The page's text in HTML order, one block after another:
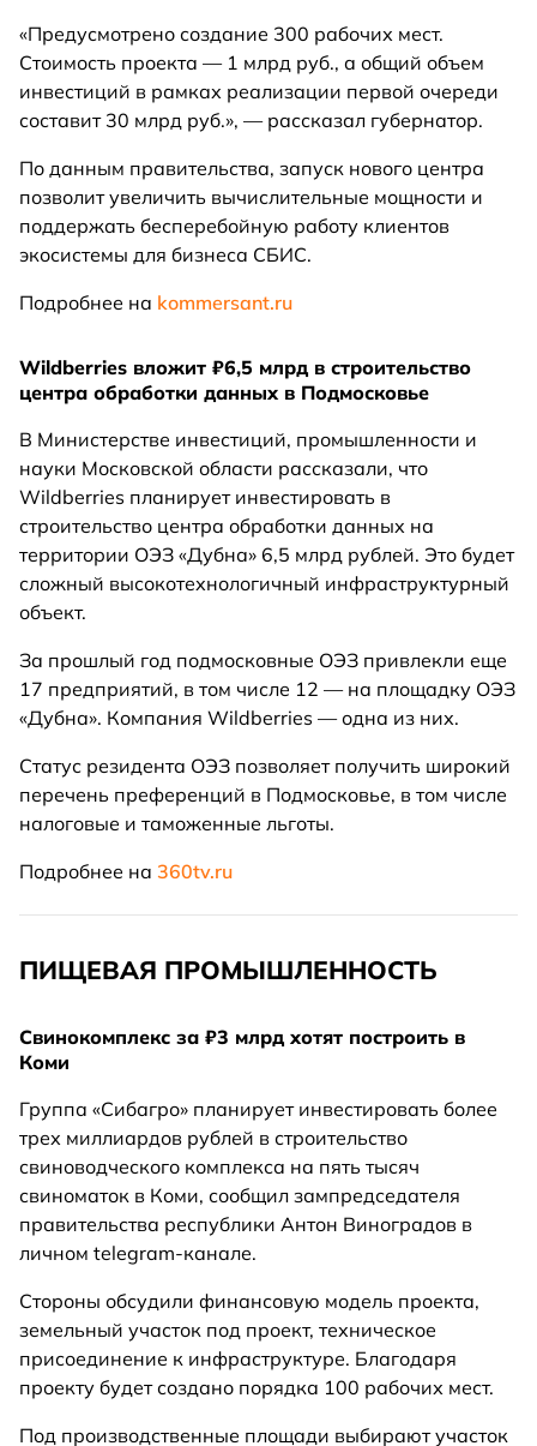
«Предусмотрено создание 300 рабочих мест.
Стоимость проекта — 1 млрд руб., а общий объем
инвестиций в рамках реализации первой очереди
составит 30 млрд руб.», — рассказал губернатор.
По данным правительства, запуск нового центра
позволит увеличить вычислительные мощности и
поддержать бесперебойную работу клиентов
экосистемы для бизнеса СБИС.
Подробнее на kommersant.ru
Wildberries вложит ₽6,5 млрд в строительство
центра обработки данных в Подмосковье
В Министерстве инвестиций, промышленности и
науки Московской области рассказали, что
Wildberries планирует инвестировать в
строительство центра обработки данных на
территории ОЭЗ «Дубна» 6,5 млрд рублей. Это будет
сложный высокотехнологичный инфраструктурный
объект.
За прошлый год подмосковные ОЭЗ привлекли еще
17 предприятий, в том числе 12 — на площадку ОЭЗ
«Дубна». Компания Wildberries — одна из них.
Статус резидента ОЭЗ позволяет получить широкий
перечень преференций в Подмосковье, в том числе
налоговые и таможенные льготы.
Подробнее на 360tv.ru
ПИЩЕВАЯ ПРОМЫШЛЕННОСТЬ
Свинокомплекс за ₽3 млрд хотят построить в
Коми
Группа «Сибагро» планирует инвестировать более
трех миллиардов рублей в строительство
свиноводческого комплекса на пять тысяч
свиноматок в Коми, сообщил зампредседателя
правительства республики Антон Виноградов в
личном telegram-канале.
Стороны обсудили финансовую модель проекта,
земельный участок под проект, техническое
присоединение к инфраструктуре. Благодаря
проекту будет создано порядка 100 рабочих мест.
Под производственные площади выбирают участок